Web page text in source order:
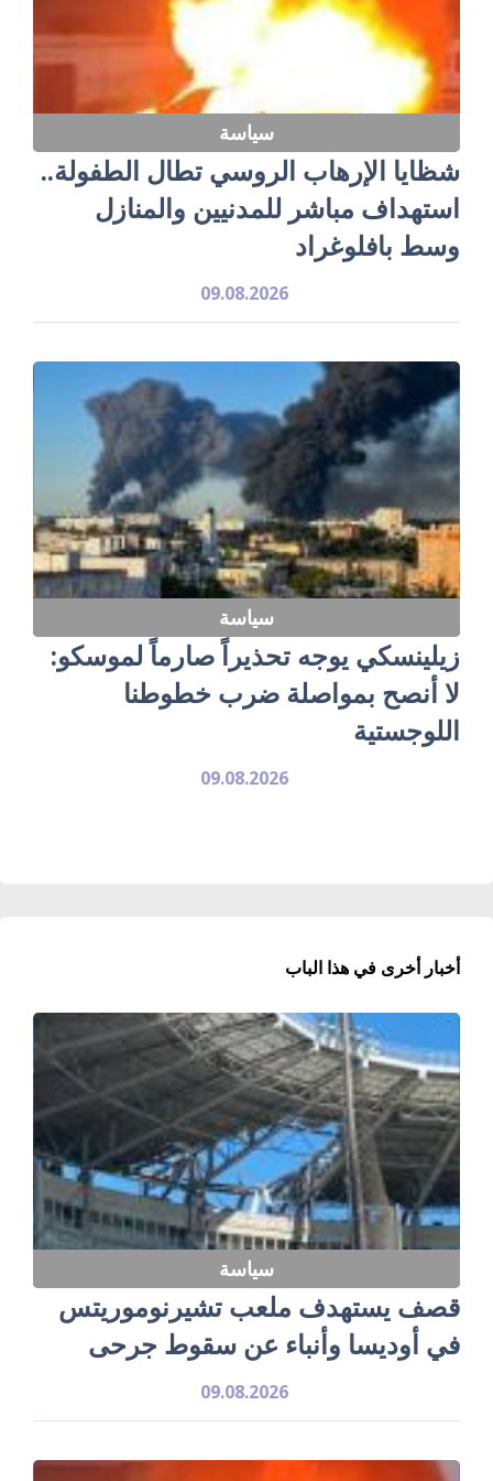
سياسة
شظايا الإرهاب الروسي تطال الطفولة..
استهداف مباشر للمدنيين والمنازل
وسط بافلوغراد
09.08.2026
سياسة
زيلينسكي يوجه تحذيراً صارماً لموسكو:
لا أنصح بمواصلة ضرب خطوطنا
اللوجستية
09.08.2026
أخبار أخرى في هذا الباب
سياسة
قصف يستهدف ملعب تشيرنوموريتس
في أوديسا وأنباء عن سقوط جرحى
09.08.2026